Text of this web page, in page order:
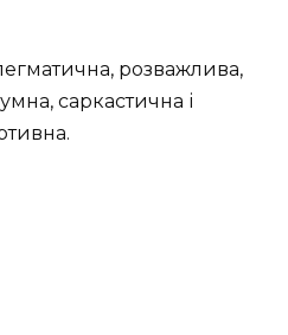
розважлива,
саркастична і